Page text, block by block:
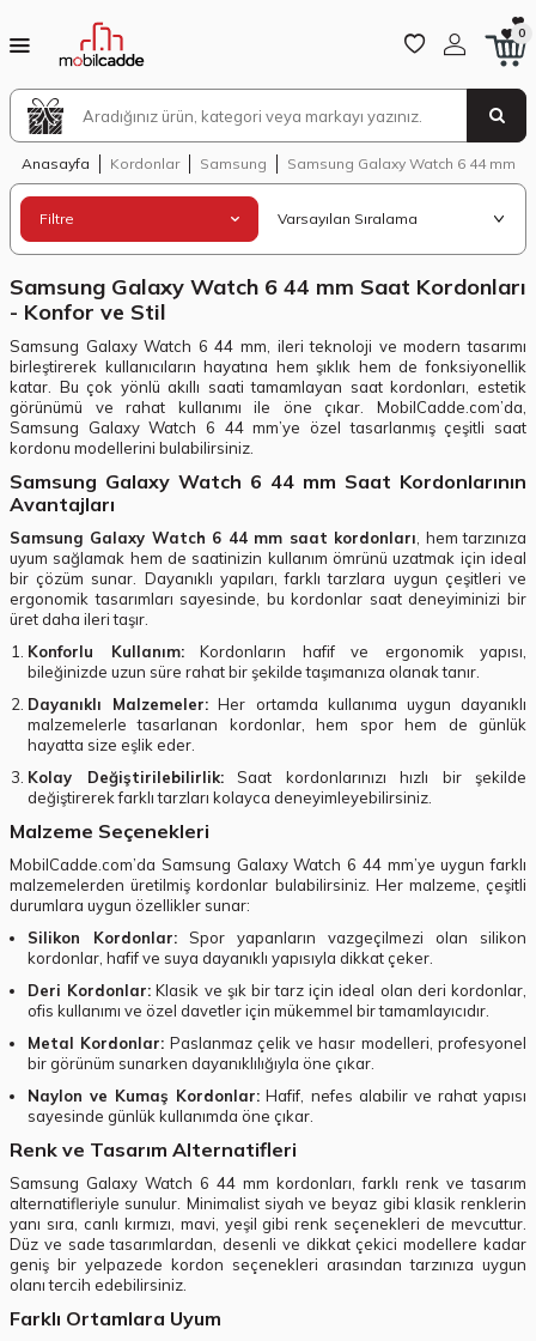
0
Anasayfa Kordonlar Samsung Samsung Galaxy Watch 6 44 mm
Filtre
Samsung Galaxy Watch 6 44 mm Saat Kordonları
- Konfor ve Stil
Samsung Galaxy Watch 6 44 mm, ileri teknoloji ve modern tasarımı
birleştirerek kullanıcıların hayatına hem şıklık hem de fonksiyonellik
katar. Bu çok yönlü akıllı saati tamamlayan saat kordonları, estetik
görünümü ve rahat kullanımı ile öne çıkar. MobilCadde.com’da,
Samsung Galaxy Watch 6 44 mm’ye özel tasarlanmış çeşitli saat
kordonu modellerini bulabilirsiniz.
Samsung Galaxy Watch 6 44 mm Saat Kordonlarının
Avantajları
Samsung Galaxy Watch 6 44 mm saat kordonları, hem tarzınıza
uyum sağlamak hem de saatinizin kullanım ömrünü uzatmak için ideal
bir çözüm sunar. Dayanıklı yapıları, farklı tarzlara uygun çeşitleri ve
ergonomik tasarımları sayesinde, bu kordonlar saat deneyiminizi bir
üret daha ileri taşır.
Konforlu Kullanım:Kordonların hafif ve ergonomik yapısı,
bileğinizde uzun süre rahat bir şekilde taşımanıza olanak tanır.
Dayanıklı Malzemeler: Her ortamda kullanıma uygun dayanıklı
malzemelerle tasarlanan kordonlar, hem spor hem de günlük
hayatta size eşlik eder.
Kolay Değiştirilebilirlik:Saat kordonlarınızı hızlı bir şekilde
değiştirerek farklı tarzları kolayca deneyimleyebilirsiniz.
Malzeme Seçenekleri
MobilCadde.com’da Samsung Galaxy Watch 6 44 mm’ye uygun farklı
malzemelerden üretilmiş kordonlar bulabilirsiniz. Her malzeme, çeşitli
durumlara uygun özellikler sunar:
Silikon Kordonlar: Spor yapanların vazgeçilmezi olan silikon
kordonlar, hafif ve suya dayanıklı yapısıyla dikkat çeker.
Deri Kordonlar: Klasik ve şık bir tarz için ideal olan deri kordonlar,
ofis kullanımı ve özel davetler için mükemmel bir tamamlayıcıdır.
Metal Kordonlar: Paslanmaz çelik ve hasır modelleri, profesyonel
bir görünüm sunarken dayanıklılığıyla öne çıkar.
Naylon ve Kumaş Kordonlar: Hafif, nefes alabilir ve rahat yapısı
sayesinde günlük kullanımda öne çıkar.
Renk ve Tasarım Alternatifleri
Samsung Galaxy Watch 6 44 mm kordonları, farklı renk ve tasarım
alternatifleriyle sunulur. Minimalist siyah ve beyaz gibi klasik renklerin
yanı sıra, canlı kırmızı, mavi, yeşil gibi renk seçenekleri de mevcuttur.
Düz ve sade tasarımlardan, desenli ve dikkat çekici modellere kadar
geniş bir yelpazede kordon seçenekleri arasından tarzınıza uygun
olanı tercih edebilirsiniz.
Farklı Ortamlara Uyum